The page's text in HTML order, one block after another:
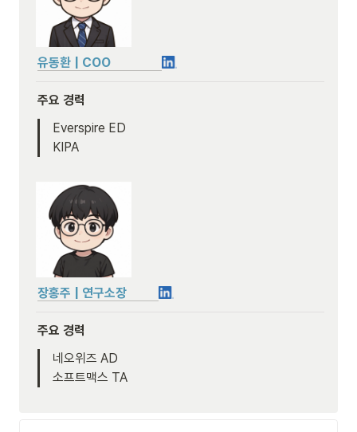
유동환 | COO
주요 경력
Everspire ED
KIPA
장홍주 | 연구소장
주요 경력
네오위즈 AD
소프트맥스 TA